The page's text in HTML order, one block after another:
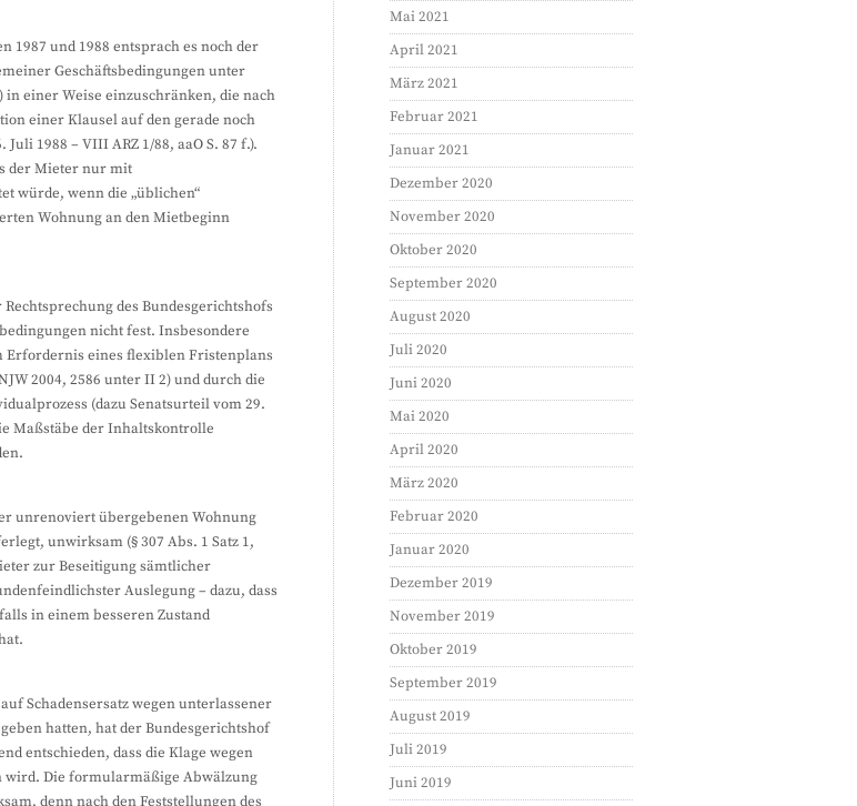
1987 und 1988 entsprach es noch der
Geschäftsbedingungen unter
in einer Weise einzuschränken, die nach
einer Klausel auf den gerade noch
1988 – VIII ARZ 1/88, aaO S. 87 f.).
der Mieter nur mit
würde, wenn die „üblichen“
Wohnung an den Mietbeginn
des Bundesgerichtshofs
nicht fest. Insbesondere
Erfordernis eines flexiblen Fristenplans
2004, 2586 unter II 2) und durch die
(dazu Senatsurteil vom 29.
Maßstäbe der Inhaltskontrolle
unrenoviert übergebenen Wohnung
unwirksam (§ 307 Abs. 1 Satz 1,
zur Beseitigung sämtlicher
Auslegung – dazu, dass
in einem besseren Zustand
Schadensersatz wegen unterlassener
hatten, hat der Bundesgerichtshof
entschieden, dass die Klage wegen
wird. Die formularmäßige Abwälzung
denn nach den Feststellungen des
Mai 2021
April 2021
März 2021
Februar 2021
Januar 2021
Dezember 2020
November 2020
Oktober 2020
September 2020
August 2020
Juli 2020
Juni 2020
Mai 2020
April 2020
März 2020
Februar 2020
Januar 2020
Dezember 2019
November 2019
Oktober 2019
September 2019
August 2019
Juli 2019
Juni 2019